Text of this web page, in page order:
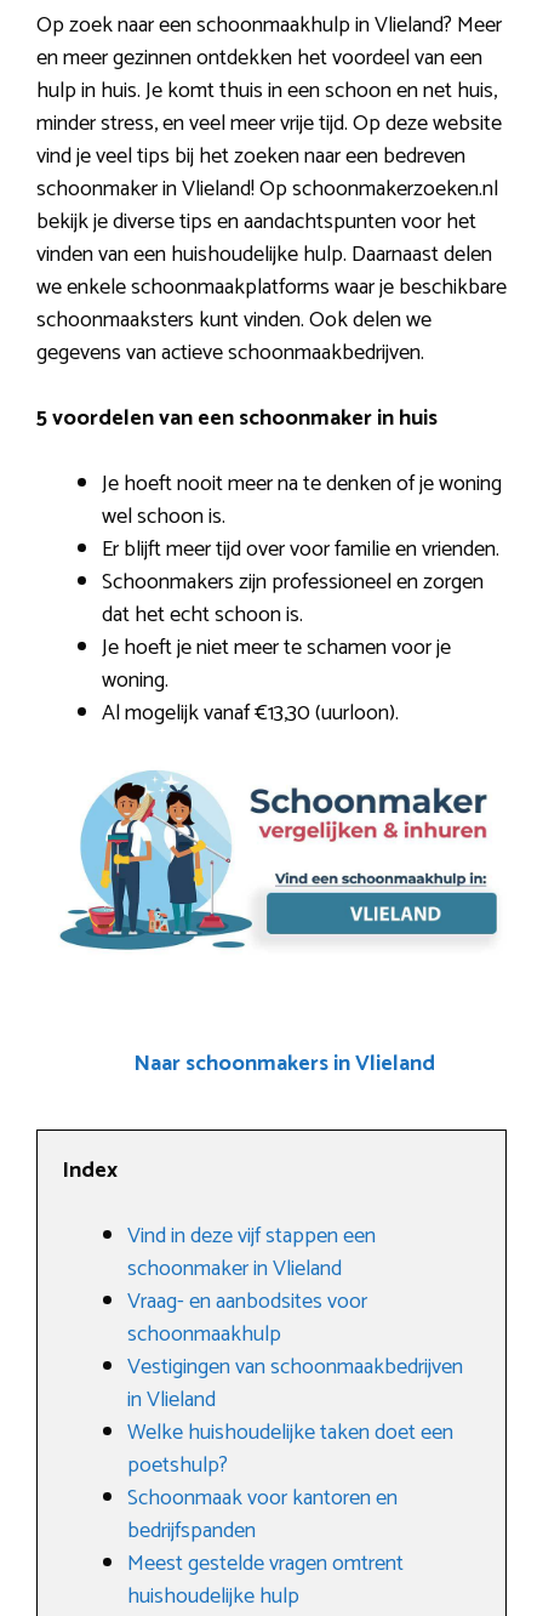
Op zoek naar een schoonmaakhulp in Vlieland? Meer
en meer gezinnen ontdekken het voordeel van een
hulp in huis. Je komt thuis in een schoon en net huis,
minder stress, en veel meer vrije tijd. Op deze website
vind je veel tips bij het zoeken naar een bedreven
schoonmaker in Vlieland! Op schoonmakerzoeken.nl
bekijk je diverse tips en aandachtspunten voor het
vinden van een huishoudelijke hulp. Daarnaast delen
we enkele schoonmaakplatforms waar je beschikbare
schoonmaaksters kunt vinden. Ook delen we
gegevens van actieve schoonmaakbedrijven.
5 voordelen van een schoonmaker in huis
Je hoeft nooit meer na te denken of je woning
wel schoon is.
Er blijft meer tijd over voor familie en vrienden.
Schoonmakers zijn professioneel en zorgen
dat het echt schoon is.
Je hoeft je niet meer te schamen voor je
woning.
Al mogelijk vanaf €13,30 (uurloon).
Naar schoonmakers in Vlieland
Index
Vind in deze vijf stappen een
schoonmaker in Vlieland
Vraag- en aanbodsites voor
schoonmaakhulp
Vestigingen van schoonmaakbedrijven
in Vlieland
Welke huishoudelijke taken doet een
poetshulp?
Schoonmaak voor kantoren en
bedrijfspanden
Meest gestelde vragen omtrent
huishoudelijke hulp